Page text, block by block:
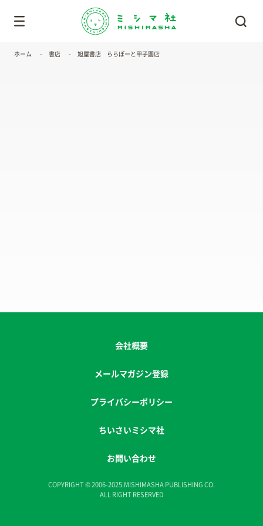
ホーム 書店 旭屋書店 ららぽーと甲子園店
会社概要
メールマガジン登録
プライバシーポリシー
ちいさいミシマ社
お問い合わせ
COPYRIGHT © 2006-2025.MISHIMASHA PUBLISHING CO.
ALL RIGHT RESERVED